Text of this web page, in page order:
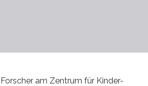
am Zentrum für Kinder-